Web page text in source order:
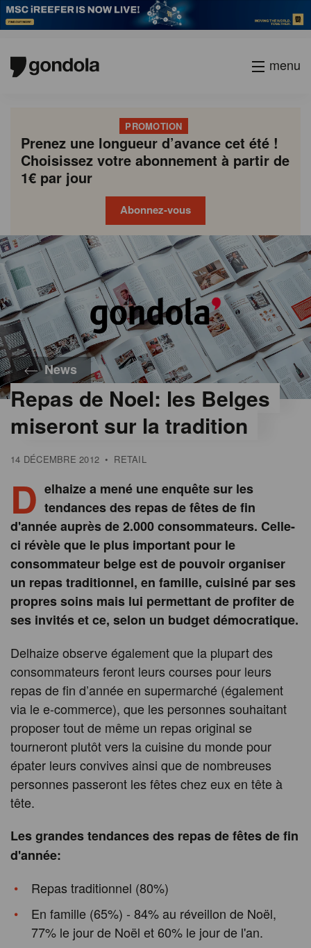
menu
PROMOTION
Prenez une longueur d’avance cet été !
Choisissez votre abonnement à partir de
1€ par jour
Abonnez-vous
News
Repas de Noel: les Belges
miseront sur la tradition
14 DÉCEMBRE 2012 • RETAIL
D elhaize a mené une enquête sur les
tendances des repas de fêtes de fin
d'année auprès de 2.000 consommateurs. Celle-
ci révèle que le plus important pour le
consommateur belge est de pouvoir organiser
un repas traditionnel, en famille, cuisiné par ses
propres soins mais lui permettant de profiter de
ses invités et ce, selon un budget démocratique.
Delhaize observe également que la plupart des
consommateurs feront leurs courses pour leurs
repas de fin d’année en supermarché (également
via le e-commerce), que les personnes souhaitant
proposer tout de même un repas original se
tourneront plutôt vers la cuisine du monde pour
épater leurs convives ainsi que de nombreuses
personnes passeront les fêtes chez eux en tête à
tête.
Les grandes tendances des repas de fêtes de fin
d'année:
Repas traditionnel (80%)
En famille (65%) - 84% au réveillon de Noël,
77% le jour de Noël et 60% le jour de l'an.
Gondola
academy
Gondola
society